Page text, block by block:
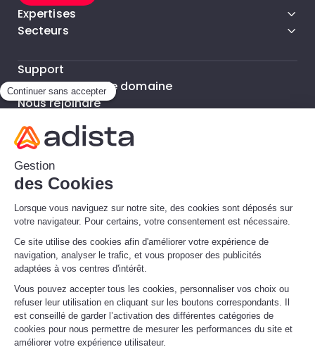
Expertises
Secteurs
Support
Support noms de domaine
Nous rejoindre
FAQ
© Copyright 2026 adista - All rights reserved.
Mentions Légales
CGU
Protection des Données
Politique de confidentialité
CGV noms de domaine
Abuse/Complaint • Abus/Réclamation
Data disclosure • Divulgation de données
Made byLimpide